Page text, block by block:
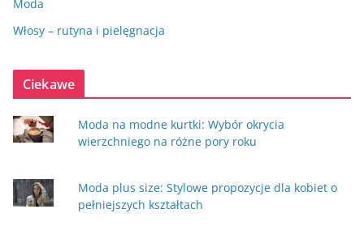
Moda
Włosy – rutyna i pielęgnacja
Ciekawe
Moda na modne kurtki: Wybór okrycia
wierzchniego na różne pory roku
Moda plus size: Stylowe propozycje dla kobiet o
pełniejszych kształtach